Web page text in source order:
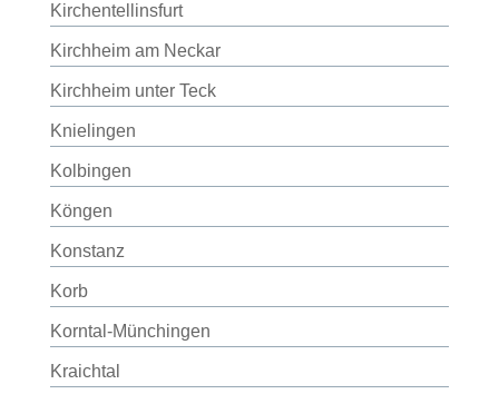
Kirchentellinsfurt
Kirchheim am Neckar
Kirchheim unter Teck
Knielingen
Kolbingen
Köngen
Konstanz
Korb
Korntal-Münchingen
Kraichtal